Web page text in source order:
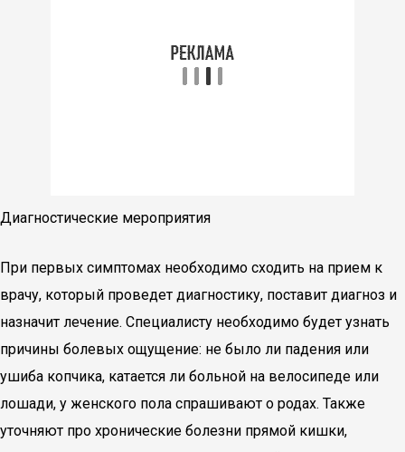
Диагностические мероприятия
При первых симптомах необходимо сходить на прием к
врачу, который проведет диагностику, поставит диагноз и
назначит лечение. Специалисту необходимо будет узнать
причины болевых ощущение: не было ли падения или
ушиба копчика, катается ли больной на велосипеде или
лошади, у женского пола спрашивают о родах. Также
уточняют про хронические болезни прямой кишки,